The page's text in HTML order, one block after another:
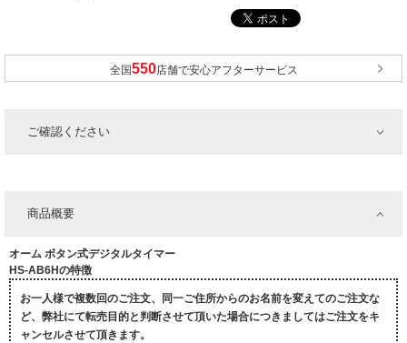
全国 店舗で安心アフターサービス
ご確認ください
商品概要
オーム ボタン式デジタルタイマー
HS-AB6Hの特徴
お一人様で複数回のご注文、同一ご住所からのお名前を変えてのご注文な
ど、弊社にて転売目的と判断させて頂いた場合につきましてはご注文をキ
ャンセルさせて頂きます。